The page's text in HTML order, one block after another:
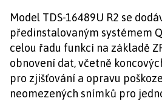
Model TDS-16489U R2 se
předinstalovaným systémem
celou řadu funkcí na základě
obnovení dat, včetně
pro zjišťování a opravu
neomezených snímků pro